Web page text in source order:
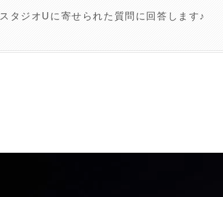
スタジオUに寄せられた質問に回答します♪